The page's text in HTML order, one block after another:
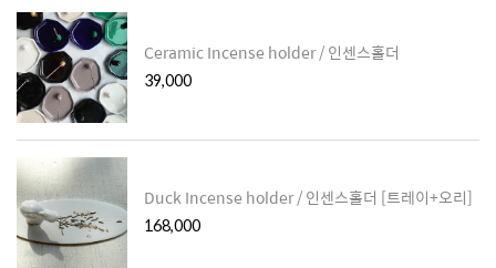
Ceramic Incense holder / 인센스홀더
39,000
Duck Incense holder / 인센스홀더 [트레이+오리]
168,000